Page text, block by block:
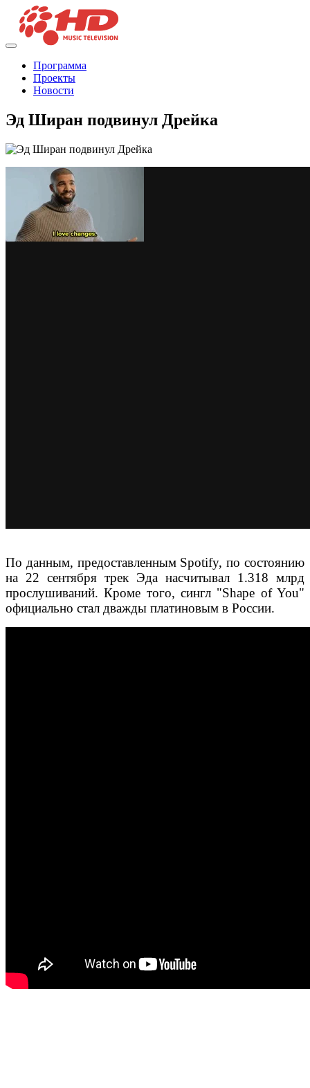
Программа
Проекты
Новости
Эд Ширан подвинул Дрейка
По данным, предоставленным Spotify, по состоянию
на 22 сентября трек Эда насчитывал 1.318 млрд
прослушиваний. Кроме того, сингл "Shape of You"
официально стал дважды платиновым в России.